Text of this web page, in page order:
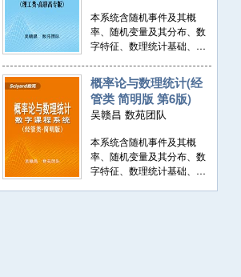
然。基于题型考点的交互查
询分析，特别利于学习训练
突破，作者团队持续在线点
评与释疑。系统支持PC端与
移动端使用。
本系统含随机事件及其概
率、随机变量及其分布、数
字特征、数理统计基础、估
容模块与习题辅导模块。前
者包括教学内容、教学动
画、数学实验；后者包括所
有习题详解。所有页面均做
其所以然。基于题型考点的
交互查询分析，特别利于学
习训练突破，作者团队持续
在线点评与释疑。
概率论与数理统计(经
管类 简明版 第6版)
吴赣昌 数苑团队
本系统含随机事件及其概
率、随机变量及其分布、数
字特征、数理统计基础、估